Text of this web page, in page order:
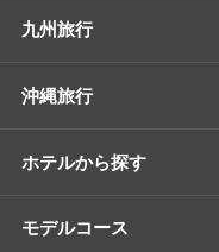
九州旅行
沖縄旅行
ホテルから探す
モデルコース